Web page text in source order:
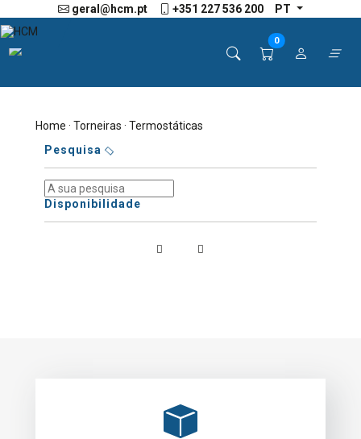
geral@hcm.pt +351 227 536 200 PT
0
Home ·Torneiras · Termostáticas
Pesquisa
Disponibilidade